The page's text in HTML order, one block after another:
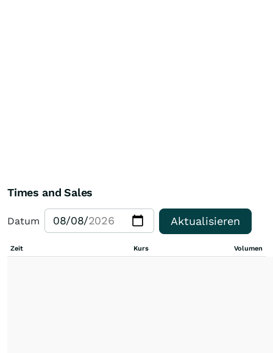
Times and Sales
Datum Aktualisieren
Zeit Kurs Volumen